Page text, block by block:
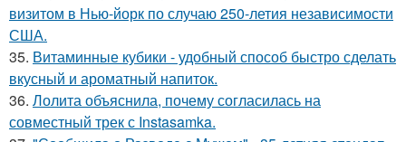
визитом в Нью-йорк по случаю 250-летия независимости
США.
35. Витаминные кубики - удобный способ быстро сделать
вкусный и ароматный напиток.
36. Лолита объяснила, почему согласилась на
совместный трек с Instasamka.